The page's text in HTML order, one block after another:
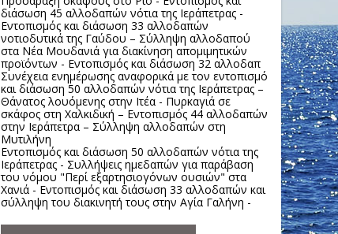
διάσωση 45 αλλοδαπών νότια της Ιεράπετρας -
Εντοπισμός και διάσωση 33 αλλοδαπών
νοτιοδυτικά της Γαύδου – Σύλληψη αλλοδαπού
στα Νέα Μουδανιά για διακίνηση απομιμητικών
προϊόντων - Εντοπισμός και διάσωση 32 αλλοδαπ
Συνέχεια ενημέρωσης αναφορικά με τον εντοπισμό
και διάσωση 50 αλλοδαπών νότια της Ιεράπετρας –
Θάνατος λουόμενης στην Ιτέα - Πυρκαγιά σε
σκάφος στη Χαλκιδική – Εντοπισμός 44 αλλοδαπών
στην Ιεράπετρα – Σύλληψη αλλοδαπών στη
Μυτιλήνη
Εντοπισμός και διάσωση 50 αλλοδαπών νότια της
Ιεράπετρας - Συλλήψεις ημεδαπών για παράβαση
του νόμου "Περί εξαρτησιογόνων ουσιών" στα
Χανιά - Εντοπισμός και διάσωση 33 αλλοδαπών και
σύλληψη του διακινητή τους στην Αγία Γαλήνη -